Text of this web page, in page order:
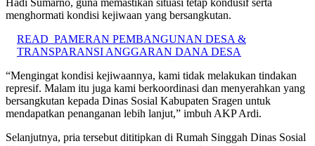
menghormati kondisi kejiwaan yang bersangkutan.
READ PAMERAN PEMBANGUNAN DESA &
TRANSPARANSI ANGGARAN DANA DESA
“Mengingat kondisi kejiwaannya, kami tidak melakukan tindakan
represif. Malam itu juga kami berkoordinasi dan menyerahkan yang
bersangkutan kepada Dinas Sosial Kabupaten Sragen untuk
mendapatkan penanganan lebih lanjut,” imbuh AKP Ardi.
Selanjutnya, pria tersebut dititipkan di Rumah Singgah Dinas Sosial